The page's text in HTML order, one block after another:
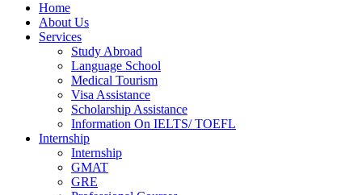
Home
About Us
Services
Study Abroad
Language School
Medical Tourism
Visa Assistance
Scholarship Assistance
Information On IELTS/ TOEFL
Internship
Internship
GMAT
GRE